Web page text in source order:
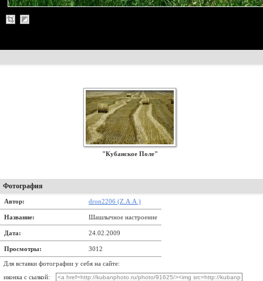
"Кубанское Поле"
Фотография
Автор: dron2206 (Z.A.A.)
Название: Шашлычное настроение
Дата: 24.02.2009
Просмотры: 3012
Для вставки фотографии у себя на сайте:
иконка с сылкой: